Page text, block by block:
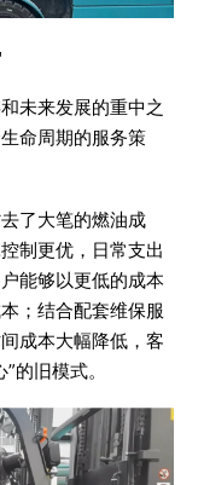
未来发展的重中之
命周期的服务策
了大笔的燃油成
制更优，日常支出
能够以更低的成本
；结合配套维保服
成本大幅降低，客
的旧模式。